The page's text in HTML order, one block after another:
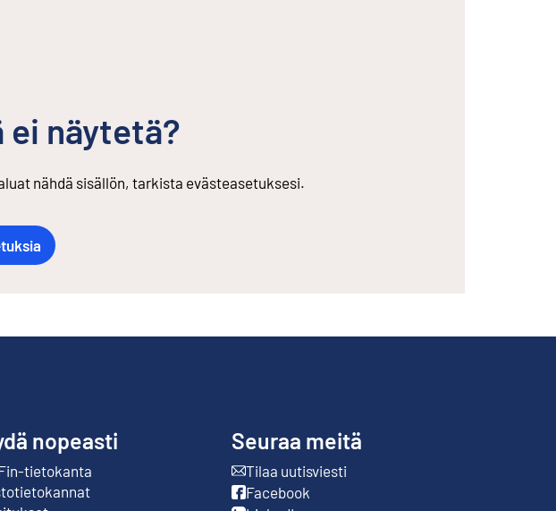
ei näytetä?
nähdä sisällön, tarkista evästeasetuksesi.
nopeasti
tietokanta
linkki
Seuraa meitä
Tilaa uutisviesti
Ulkoinen linkki
Facebook
Ulkoinen linkki